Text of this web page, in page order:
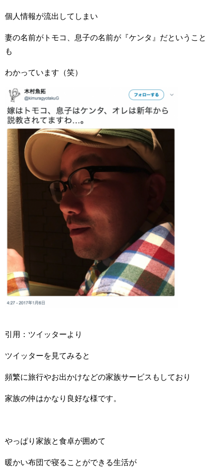
個人情報が流出してしまい
妻の名前がトモコ、息子の名前が『ケンタ』だということ
も
わかっています（笑）
引用：ツイッターより
ツイッターを見てみると
頻繁に旅行やお出かけなどの家族サービスもしており
家族の仲はかなり良好な様です。
やっぱり家族と食卓が囲めて
暖かい布団で寝ることができる生活が